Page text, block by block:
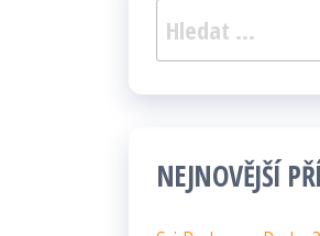
Vyhledávání
NEJNOVĚJŠÍ